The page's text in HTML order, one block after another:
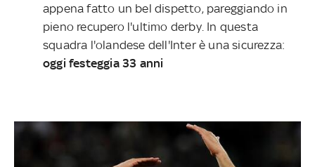
appena fatto un bel dispetto, pareggiando in
pieno recupero l'ultimo derby. In questa
squadra l'olandese dell'Inter è una sicurezza:
oggi festeggia 33 anni